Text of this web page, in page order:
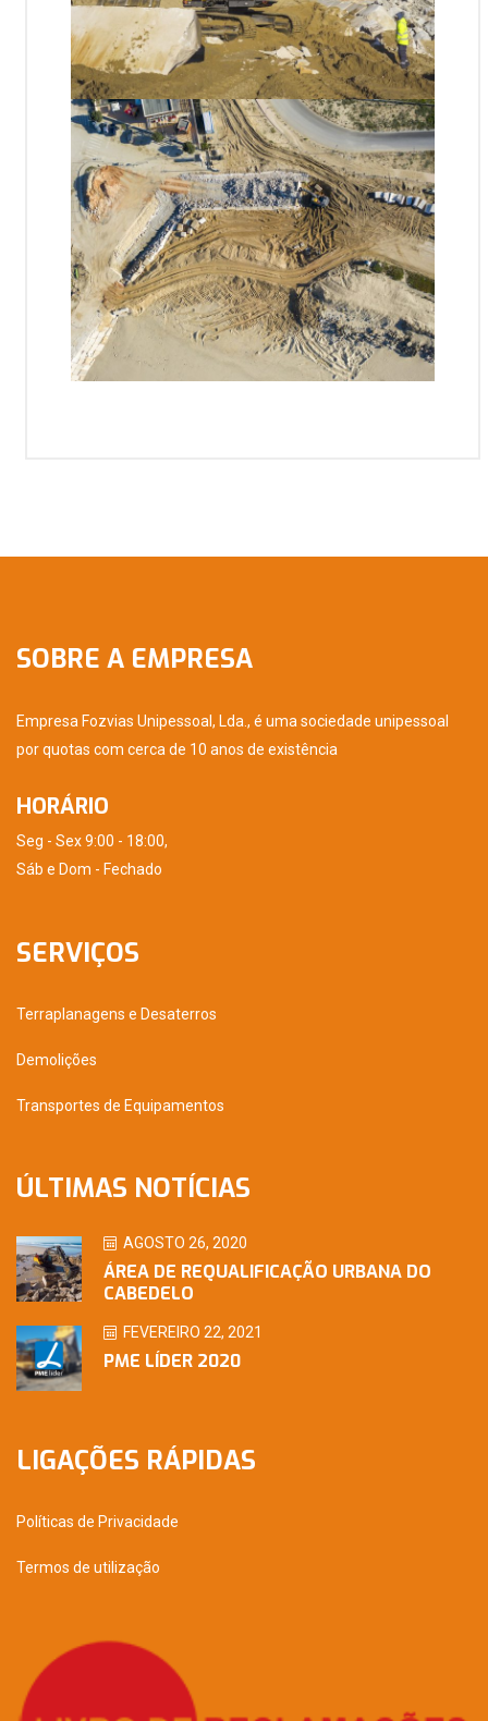
SOBRE A EMPRESA
Empresa Fozvias Unipessoal, Lda., é uma sociedade unipessoal
por quotas com cerca de 10 anos de existência
HORÁRIO
Seg - Sex 9:00 - 18:00,
Sáb e Dom - Fechado
SERVIÇOS
Terraplanagens e Desaterros
Demolições
Transportes de Equipamentos
ÚLTIMAS NOTÍCIAS
AGOSTO 26, 2020
ÁREA DE REQUALIFICAÇÃO URBANA DO
CABEDELO
FEVEREIRO 22, 2021
PME LÍDER 2020
LIGAÇÕES RÁPIDAS
Políticas de Privacidade
Termos de utilização